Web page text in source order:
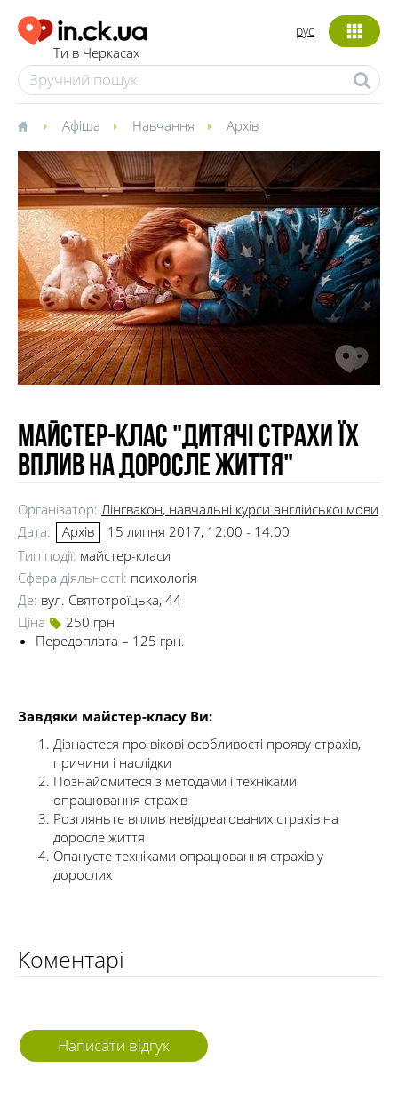
Ти в Черкасах
рус
Афіша Навчання Архів
Майстер-клас "Дитячі страхи їх
вплив на доросле життя"
Організатор: Лінгвакон, навчальні курси англійської мови
Дата:
Архів
15 липня 2017, 12:00 - 14:00
Тип події: майстер-класи
Сфера діяльності: психологія
Де: вул. Святотроїцька, 44
Ціна
250 грн
Передоплата – 125 грн.
Завдяки майстер-класу Ви:
Дізнаєтеся про вікові особливості прояву страхів,
причини і наслідки
Познайомитеся з методами і техніками
опрацювання страхів
Розгляньте вплив невідреагованих страхів на
доросле життя
Опануєте техніками опрацювання страхів у
дорослих
Коментарі
Написати відгук